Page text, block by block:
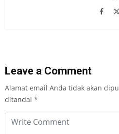
Leave a Comment
Alamat email Anda tidak akan
ditandai *